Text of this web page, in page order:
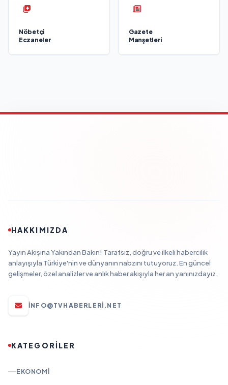
Nöbetçi
Eczaneler
Gazete
Manşetleri
HAKKIMIZDA
Yayın Akışına Yakından Bakın! Tarafsız, doğru ve ilkeli habercilik
anlayışıyla Türkiye'nin ve dünyanın nabzını tutuyoruz. En güncel
gelişmeler, özel analizler ve anlık haber akışıyla her an yanınızdayız.
INFO@TVHABERLERI.NET
KATEGORİLER
EKONOMI